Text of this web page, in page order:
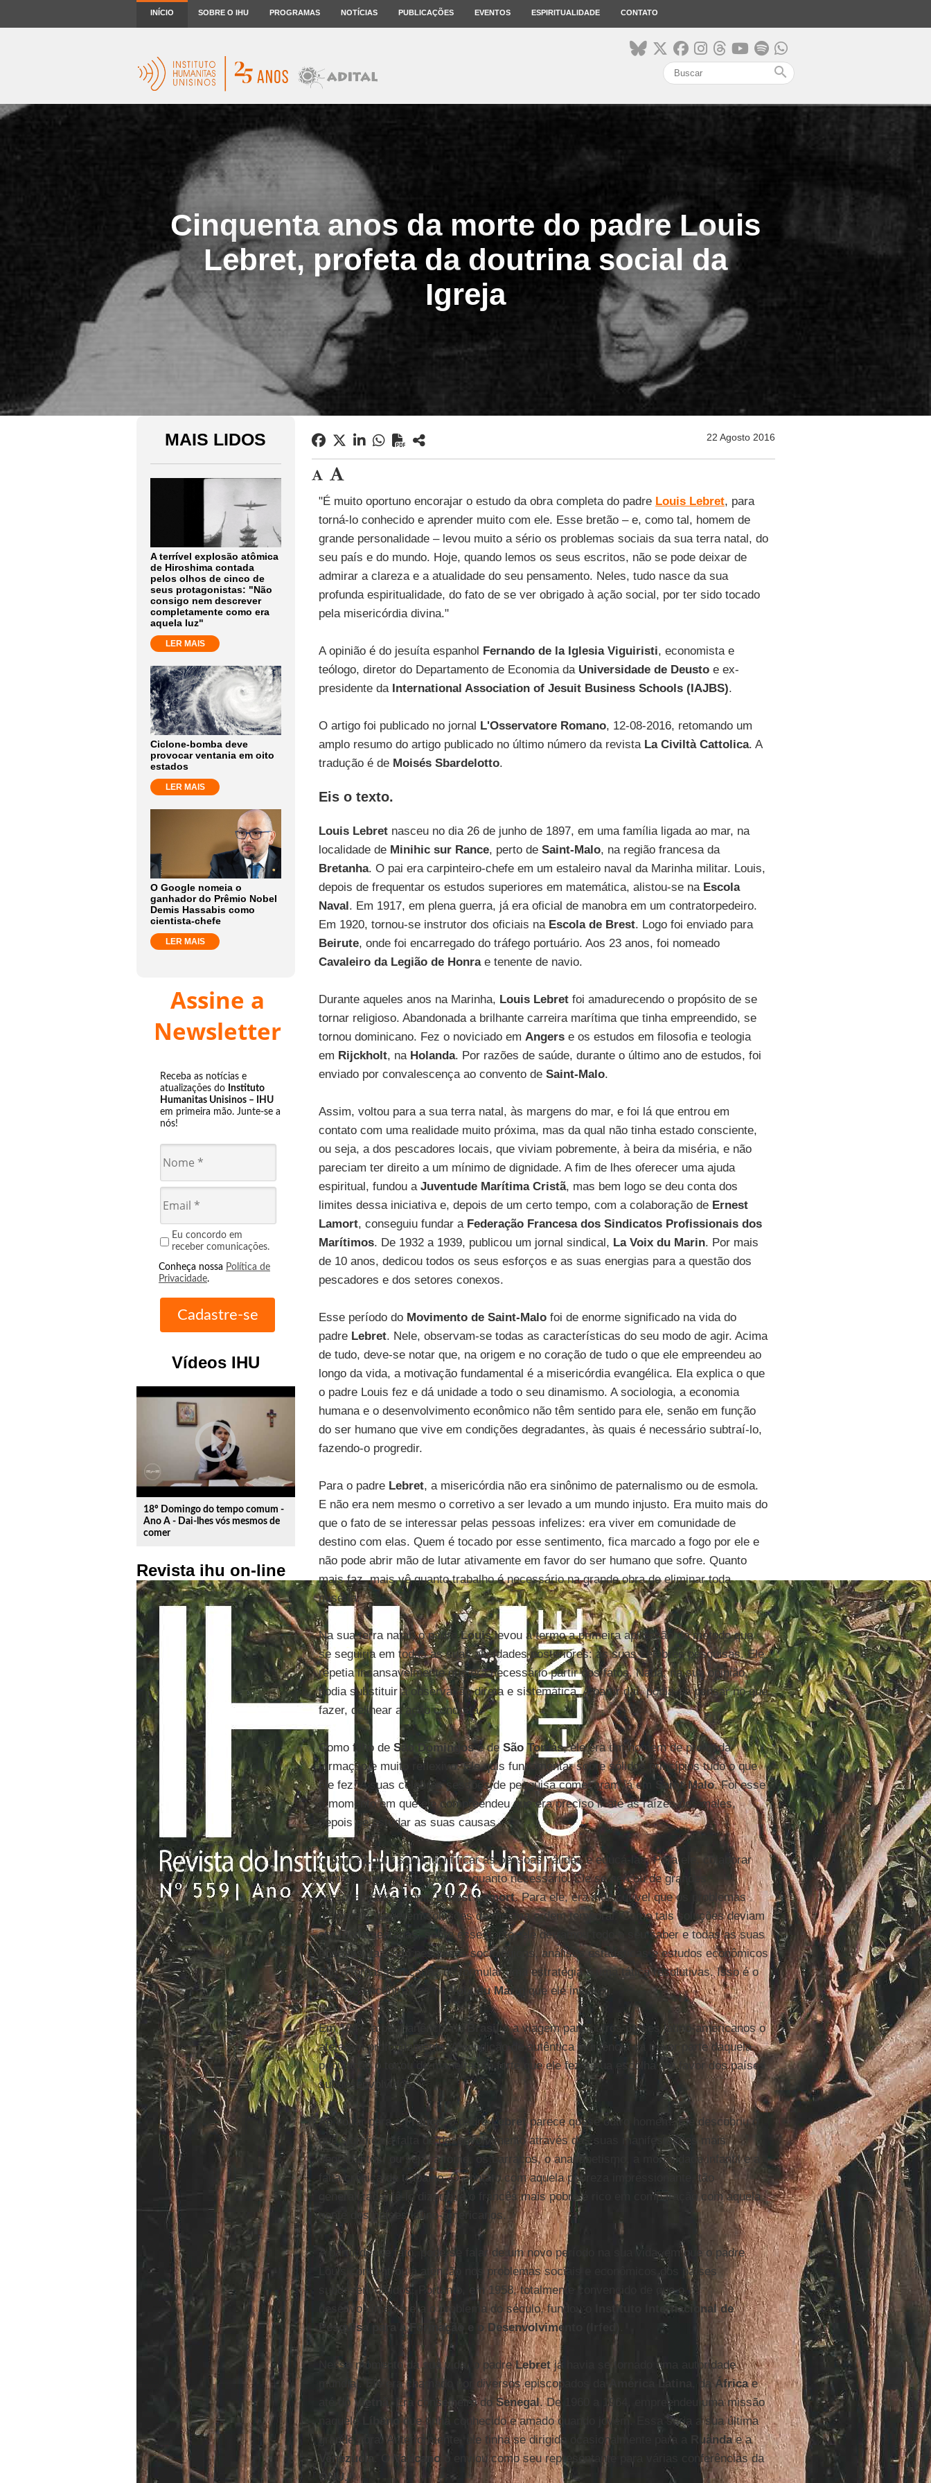
INÍCIO SOBRE O IHU PROGRAMAS NOTÍCIAS PUBLICAÇÕES EVENTOS ESPIRITUALIDADE CONTATO
search
Cinquenta anos da morte do padre Louis
Lebret, profeta da doutrina social da
Igreja
MAIS LIDOS
A terrível explosão atômica
de Hiroshima contada
pelos olhos de cinco de
seus protagonistas: "Não
consigo nem descrever
completamente como era
aquela luz"
LER MAIS
Ciclone-bomba deve
provocar ventania em oito
estados
LER MAIS
O Google nomeia o
ganhador do Prêmio Nobel
Demis Hassabis como
cientista-chefe
LER MAIS
Assine a
Newsletter
Receba as notícias e
atualizações do Instituto
Humanitas Unisinos – IHU
em primeira mão. Junte-se a
nós!
Eu concordo em
receber comunicações.
Conheça nossa Política de
Privacidade.
Vídeos IHU
play_circle_outline
18º Domingo do tempo comum -
Ano A - Dai-lhes vós mesmos de
comer
Revista ihu on-line
22 Agosto 2016
"É muito oportuno encorajar o estudo da obra completa do padre Louis Lebret, para
torná-lo conhecido e aprender muito com ele. Esse bretão – e, como tal, homem de
grande personalidade – levou muito a sério os problemas sociais da sua terra natal, do
seu país e do mundo. Hoje, quando lemos os seus escritos, não se pode deixar de
admirar a clareza e a atualidade do seu pensamento. Neles, tudo nasce da sua
profunda espiritualidade, do fato de se ver obrigado à ação social, por ter sido tocado
pela misericórdia divina."
A opinião é do jesuíta espanhol Fernando de la Iglesia Viguiristi, economista e
teólogo, diretor do Departamento de Economia da Universidade de Deustoe ex-
presidente da International Association of Jesuit Business Schools (IAJBS).
O artigo foi publicado no jornal L'Osservatore Romano, 12-08-2016, retomando um
amplo resumo do artigo publicado no último número da revista La Civiltà Cattolica. A
tradução é de Moisés Sbardelotto.
Eis o texto.
Louis Lebretnasceu no dia 26 de junho de 1897, em uma família ligada ao mar, na
localidade de Minihic sur Rance, perto de Saint-Malo, na região francesa da
Bretanha. O pai era carpinteiro-chefe em um estaleiro naval da Marinha militar. Louis,
depois de frequentar os estudos superiores em matemática, alistou-se na Escola
Naval. Em 1917, em plena guerra, já era oficial de manobra em um contratorpedeiro.
Em 1920, tornou-se instrutor dos oficiais na Escola de Brest. Logo foi enviado para
Beirute, onde foi encarregado do tráfego portuário. Aos 23 anos, foi nomeado
Cavaleiro da Legião de Honrae tenente de navio.
Durante aqueles anos na Marinha, Louis Lebretfoi amadurecendo o propósito de se
tornar religioso. Abandonada a brilhante carreira marítima que tinha empreendido, se
tornou dominicano. Fez o noviciado em Angerse os estudos em filosofia e teologia
em Rijckholt, na Holanda. Por razões de saúde, durante o último ano de estudos, foi
enviado por convalescença ao convento de Saint-Malo.
Assim, voltou para a sua terra natal, às margens do mar, e foi lá que entrou em
contato com uma realidade muito próxima, mas da qual não tinha estado consciente,
ou seja, a dos pescadores locais, que viviam pobremente, à beira da miséria, e não
pareciam ter direito a um mínimo de dignidade. A fim de lhes oferecer uma ajuda
espiritual, fundou a Juventude Marítima Cristã, mas bem logo se deu conta dos
limites dessa iniciativa e, depois de um certo tempo, com a colaboração de Ernest
Lamort, conseguiu fundar a Federação Francesa dos Sindicatos Profissionais dos
Marítimos. De 1932 a 1939, publicou um jornal sindical, La Voix du Marin. Por mais
de 10 anos, dedicou todos os seus esforços e as suas energias para a questão dos
pescadores e dos setores conexos.
Esse período do Movimento de Saint-Malofoi de enorme significado na vida do
padre Lebret. Nele, observam-se todas as características do seu modo de agir. Acima
de tudo, deve-se notar que, na origem e no coração de tudo o que ele empreendeu ao
longo da vida, a motivação fundamental é a misericórdia evangélica. Ela explica o que
o padre Louis fez e dá unidade a todo o seu dinamismo. A sociologia, a economia
humana e o desenvolvimento econômico não têm sentido para ele, senão em função
do ser humano que vive em condições degradantes, às quais é necessário subtraí-lo,
fazendo-o progredir.
Para o padre Lebret, a misericórdia não era sinônimo de paternalismo ou de esmola.
E não era nem mesmo o corretivo a ser levado a um mundo injusto. Era muito mais do
que o fato de se interessar pelas pessoas infelizes: era viver em comunidade de
destino com elas. Quem é tocado por esse sentimento, fica marcado a fogo por ele e
não pode abrir mão de lutar ativamente em favor do ser humano que sofre. Quanto
mais faz, mais vê quanto trabalho é necessário na grande obra de eliminar toda
miséria.
Na sua terra natal, o padreLouislevou a termo a primeira aplicação do método que
se seguiria em todas as suas atividades posteriores: as suas célebres pesquisas. Ele
repetia incansavelmente que era necessário partir dos fatos. Nada, na sua opinião,
podia substituir a observação direta e sistemática. A partir daí, podia-se pensar no que
fazer, delinear a ação concreta.
Como filho de São Domingose de São Tomás, ele era um homem de profunda
formação e muito reflexivo. Ele quis fundamentar sobre sólidos princípios tudo o que
ele fez. A suas célebres sessões de pesquisa começaram já em
Saint-Malo. Foi esse
o momento em que ele compreendeu que era preciso ir até as raízes dos males,
depois de estudar as suas causas.
O padreLouissabia identificar as pessoas válidas e educá-las. Para ele, colaborar
com os leigos era tão natural quanto necessário. Ele se cercou de grandes
personalidades, comoErnest Lamort. Para ele, era indiscutível que os problemas
temporais requerem soluções da mesma ordem temporal. Como tais soluções deviam
ser fundamentadas, sobre esse ponto, ele derramou todo o seu saber e todas as suas
energias, fazendo pesquisas sociológicas, análises estatísticas e estudos econômicos
que o tornassem capaz de formular uma estratégia e uma tática resolutivas. Isso é o
que nós encontramos noVoix du Marin que ele inspirou.
Em 1947, a permanência no Brasile a viagem para outros países latino-americanos o
afetaram profundamente. A condição de autêntica indigência da maior parte daquela
população o tocou de maneira tão forte que ele fez a sua escolha em favor dos países
subdesenvolvidos.
Ao voltar para aFrança , o padreLebretparece quase outro homem. Ele descobriu o
que significa a falta de desenvolvimento através das suas manifestações mais
degradantes, ou seja, a fome, os barracos, o analfabetismo, a mortalidade infantil e a
falta crônica de trabalho. O contato com aquela pobreza impressionante, tão
generalizada, fê-lo dizer que o francês mais pobre é rico em comparação com aquela
gente dos países latino-americanos.
A partir desse fato, pode-se falar de um novo período na sua vida, em que o padre
Louis concentrou a atenção nos problemas sociais e econômicos dos países
subdesenvolvidos. Portanto, em 1958, totalmente convencido de que o
desenvolvimento era o problema do século, fundou o
Instituto Internacional de
Pesquisa para a Formação e o Desenvolvimento (Irfed)
Nesse momento da sua vida, o padreLebretjá havia se tornado uma autoridade
mundial. Ele era chamado por diversos episcopados da
América Latina , daÁfricae
até doVietnã . Era conselheiro doSenegal. De 1960 a 1964, empreendeu uma missão
naquele
Líbano
que tinha conhecido e amado quando jovem. Essa seria a sua última
grande obra. Anteriormente, ele tinha se dirigido ocasionalmente para a
Ruandae a
Venezuela
. O Vaticanoo enviou como seu representante para várias conferências da
ONU.